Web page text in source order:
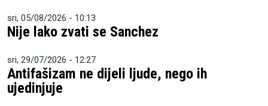
sri, 05/08/2026 - 10:13
Nije lako zvati se Sanchez
sri, 29/07/2026 - 12:27
Antifašizam ne dijeli ljude, nego ih
ujedinjuje